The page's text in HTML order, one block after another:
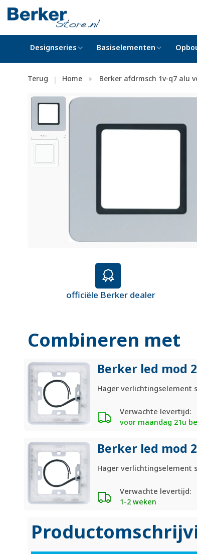
Designseries Basiselementen
Terug | Home Berker afdrmsch 1v-q7 alu
officiële Berker dealer
Combineren met
Berker led mod
Hager verlichtingselement
Verwachte levertijd:
voor maandag 21u
Berker led mod
Hager verlichtingselement
Verwachte levertijd:
1-2 weken